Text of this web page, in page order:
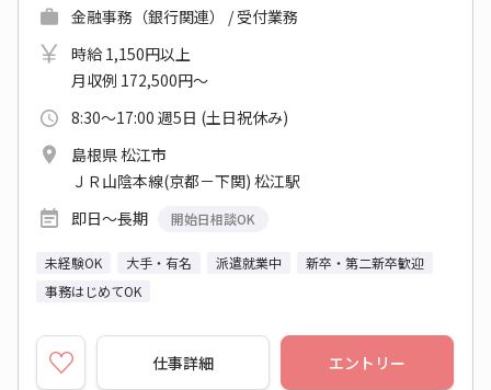
金融事務（銀行関連） / 受付業務
時給 1,150円以上
月収例 172,500円～
8:30～17:00 週5日 (土日祝休み)
島根県 松江市
ＪＲ山陰本線(京都－下関) 松江駅
即日～長期
開始日相談OK
未経験OK 大手・有名 派遣就業中
新卒・第二新卒歓迎
事務はじめてOK
仕事詳細 エントリー